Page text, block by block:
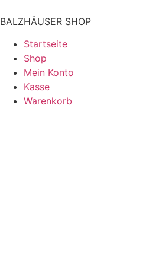
BALZHÄUSER SHOP
Startseite
Shop
Mein Konto
Kasse
Warenkorb